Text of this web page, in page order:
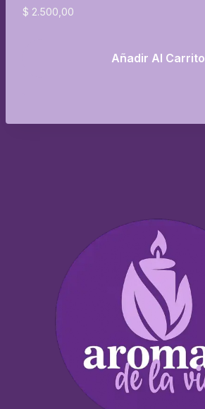
$ 2.500,00
Añadir Al Carrito